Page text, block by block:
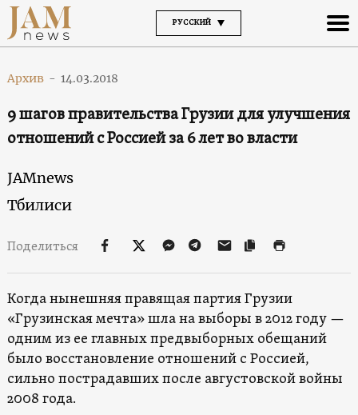
РУССКИЙ
Архив - 14.03.2018
9 шагов правительства Грузии для улучшения
отношений с Россией за 6 лет во власти
JAMnews
Тбилиси
Поделиться
Когда нынешняя правящая партия Грузии
«Грузинская мечта» шла на выборы в 2012 году —
одним из ее главных предвыборных обещаний
было восстановление отношений с Россией,
сильно пострадавших после августовской войны
2008 года.